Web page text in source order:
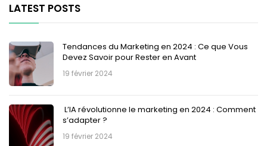
LATEST POSTS
Tendances du Marketing en 2024 : Ce que Vous
Devez Savoir pour Rester en Avant
19 février 2024
L’IA révolutionne le marketing en 2024 : Comment
s’adapter ?
19 février 2024